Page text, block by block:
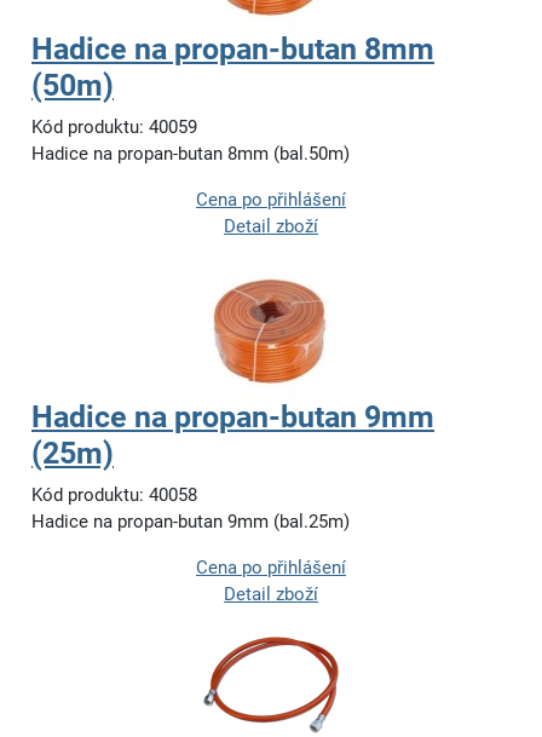
Hadice na propan-butan 8mm
(50m)
Kód produktu: 40059
Hadice na propan-butan 8mm (bal.50m)
Cena po přihlášení
Detail zboží
Hadice na propan-butan 9mm
(25m)
Kód produktu: 40058
Hadice na propan-butan 9mm (bal.25m)
Cena po přihlášení
Detail zboží